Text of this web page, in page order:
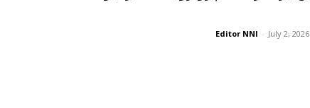
Editor NNI - July 2, 2026